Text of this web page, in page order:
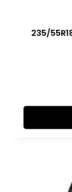
235/